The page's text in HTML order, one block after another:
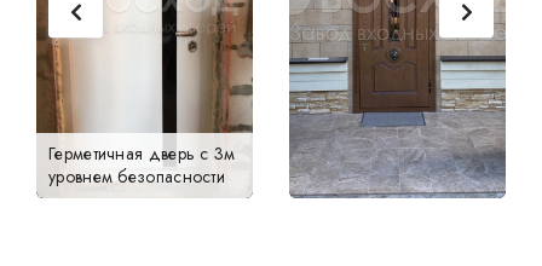
Герметичная дверь с 3м
уровнем безопасности